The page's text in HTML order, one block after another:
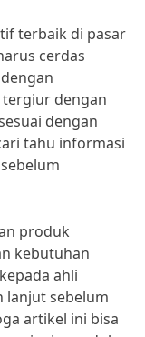
terbaik di pasar
cerdas
tergiur dengan
dengan
tahu informasi
produk
kebutuhan
ahli
lanjut sebelum
artikel ini bisa